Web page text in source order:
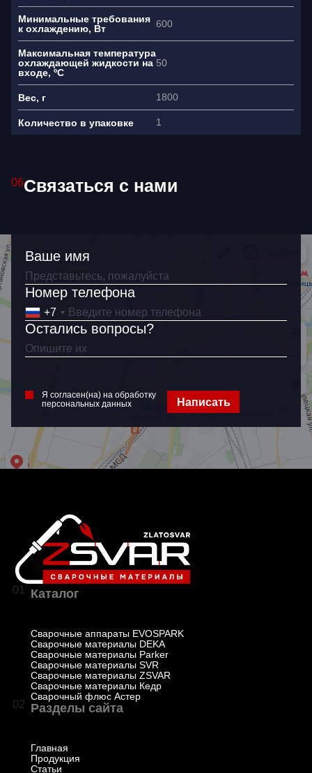
Минимальные требования
к охлаждению, Вт
600
Максимальная температура
охлаждающей жидкости на
входе, ºC
50
Вес, г 1800
Количество в упаковке 1
06Связаться с нами
Ваше имя
Номер телефона
+7
Остались вопросы?
Я согласен(на) на обработку
персональных данных
Написать
01 Каталог
Сварочные аппараты EVOSPARK
Сварочные материалы DEKA
Сварочные материалы Parker
Сварочные материалы SVR
Сварочные материалы ZSVAR
Сварочные материалы Кедр
Сварочный флюс Астер
02 Разделы сайта
Главная
Продукция
Статьи